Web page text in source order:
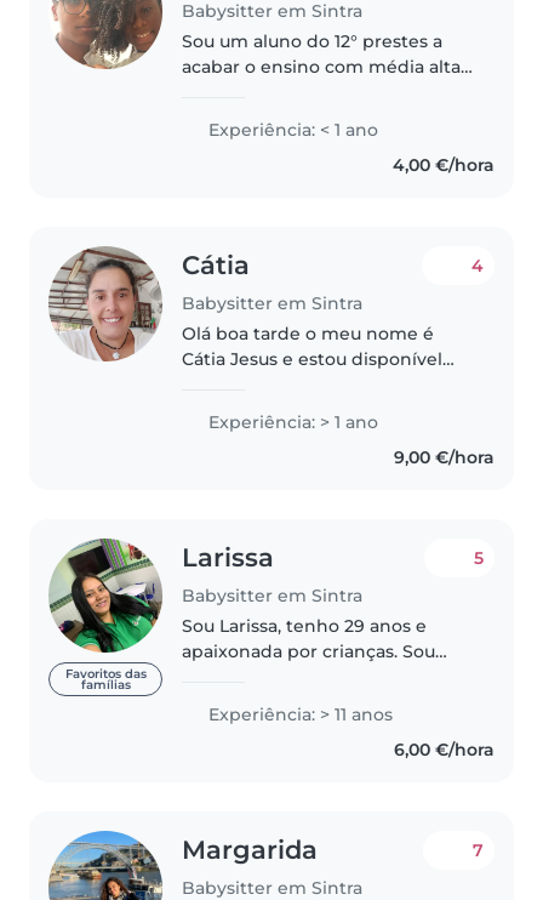
Babysitter em Sintra
Sou um aluno do 12° prestes a
acabar o ensino com média alta,
interagir com elas, já fiz trabalhos
do tipo para familiares e queria
Experiência: < 1 ano
4,00 €/hora
Cátia
Babysitter em Sintra
4
Olá boa tarde o meu nome é
Cátia Jesus e estou disponível
aos vossos filhos, na vossa casa
aos fins de semana, tenho curso
de auxiliar de acção educativa...
Experiência: > 1 ano
9,00 €/hora
Favoritos das
famílias
Larissa
Babysitter em Sintra
5
Sou Larissa, tenho 29 anos e
apaixonada por crianças. Sou
Tenho muitas experiências, cuido
com amor e responsabilidade.
Posso ajudar com as tarefas que..
Experiência: > 11 anos
6,00 €/hora
Margarida
Babysitter em Sintra
7